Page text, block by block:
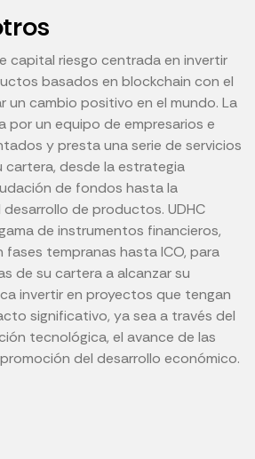
capital riesgo centrada en invertir
basados en blockchain con el
un cambio positivo en el mundo. La
por un equipo de empresarios e
y presta una serie de servicios
cartera, desde la estrategia
de fondos hasta la
de productos. UDHC
de instrumentos financieros,
fases tempranas hasta ICO, para
de su cartera a alcanzar su
invertir en proyectos que tengan
significativo, ya sea a través del
tecnológica, el avance de las
del desarrollo económico.